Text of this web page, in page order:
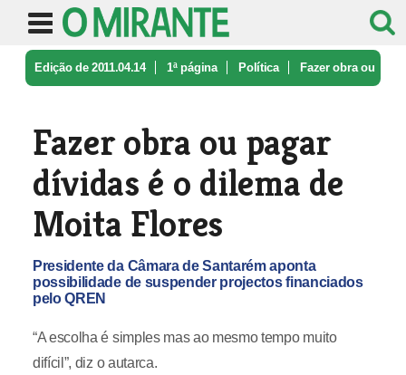
Edição de 2011.04.14 1ª página Política Fazer obra ou
Fazer obra ou pagar
dívidas é o dilema de
Moita Flores
Presidente da Câmara de Santarém aponta
possibilidade de suspender projectos financiados
pelo QREN
“A escolha é simples mas ao mesmo tempo muito
difícil”, diz o autarca.